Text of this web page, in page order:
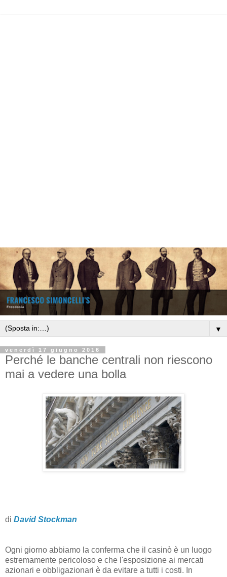
▼
venerdì 17 giugno 2016
Perché le banche centrali non riescono
mai a vedere una bolla
di David Stockman
Ogni giorno abbiamo la conferma che il casinò è un luogo
estremamente pericoloso e che l'esposizione ai mercati
azionari e obbligazionari è da evitare a tutti i costi. In